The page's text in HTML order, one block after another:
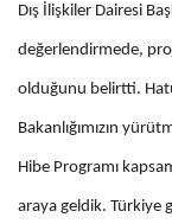
Dış İlişkiler Dairesi
değerlendirmede,
olduğunu belirtti.
Bakanlığımızın
Hibe Programı
araya geldik. Türkiye